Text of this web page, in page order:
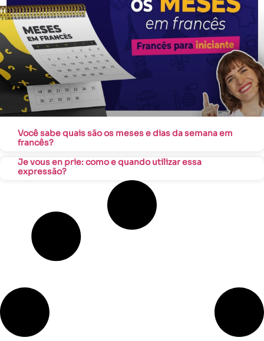
Você sabe quais são os meses e dias da semana em
francês?
Je vous en prie: como e quando utilizar essa
expressão?